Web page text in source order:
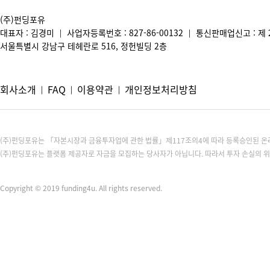
(주)펀딩포유
대표자 : 김경미
| 사업자등록번호 : 827-86-00132 | 통신판매업신고 :
서울특별시 강남구 테헤란로 516, 정헌빌딩 2층
회사소개 | FAQ | 이용약관 | 개인정보처리방침
(주)펀딩포유는 「자본시장과 금융투자업에 관한 법률」제117조의4에 따라 등록승인된
(주)펀딩포유는 플랫폼 제공자로 자금을 모집하는 당사자가 아닙니다. 따라서 투자 손실의
Copyright © 2019 funding4u. All rights reserved.